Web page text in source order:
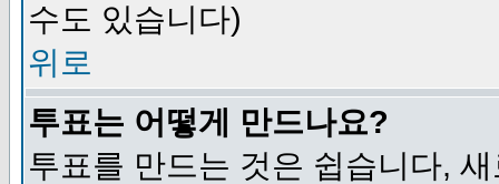
수도 있습니다)
위로
투표는 어떻게 만드나요?
투표를 만드는 것은 쉽습니다,